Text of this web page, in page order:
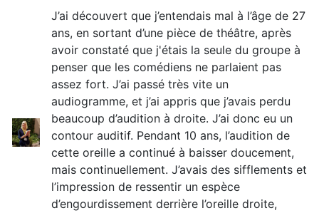
J’ai découvert que j’entendais mal à l’âge de 27
ans, en sortant d’une pièce de théâtre, après
avoir constaté que j'étais la seule du groupe à
penser que les comédiens ne parlaient pas
assez fort. J’ai passé très vite un
audiogramme, et j’ai appris que j’avais perdu
beaucoup d’audition à droite. J’ai donc eu un
contour auditif. Pendant 10 ans, l’audition de
cette oreille a continué à baisser doucement,
mais continuellement. J’avais des sifflements et
l’impression de ressentir un espèce
d’engourdissement derrière l’oreille droite,